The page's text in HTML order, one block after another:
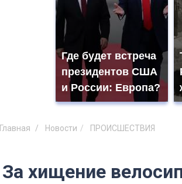
Где будет встреча
президентов США
и России: Европа?
Главная Новости ПРОИСШЕСТВИЯ
За хищение